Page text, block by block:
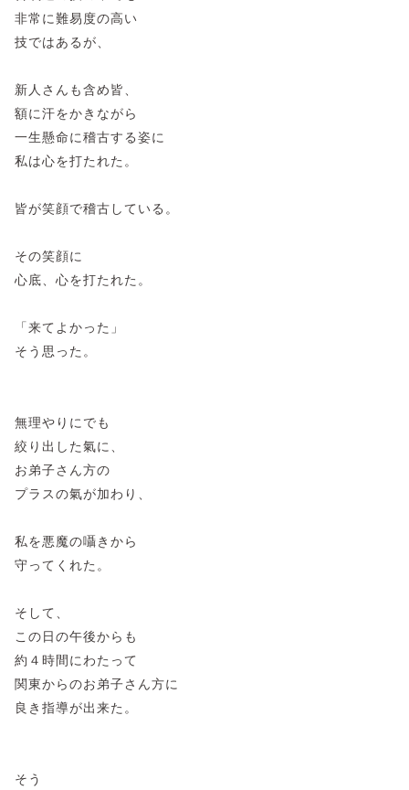
非常に難易度の高い
技ではあるが、
新人さんも含め皆、
額に汗をかきながら
一生懸命に稽古する姿に
私は心を打たれた。
皆が笑顔で稽古している。
その笑顔に
心底、心を打たれた。
「来てよかった」
そう思った。
無理やりにでも
絞り出した氣に、
お弟子さん方の
プラスの氣が加わり、
私を悪魔の囁きから
守ってくれた。
そして、
この日の午後からも
約４時間にわたって
関東からのお弟子さん方に
良き指導が出来た。
そう